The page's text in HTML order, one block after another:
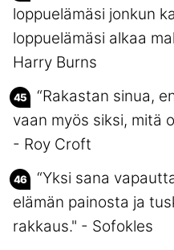
loppuelämäsi jonkun
loppuelämäsi alkaa
Harry Burns
“Rakastan sinua,
vaan myös siksi, mitä
- Roy Croft
“Yksi sana
elämän painosta ja
rakkaus." - Sofokles